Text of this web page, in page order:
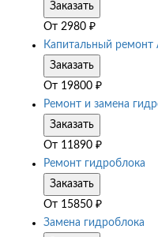
Заказать
От 2980 ₽
Капитальный ремонт
Заказать
От 19800 ₽
Ремонт и замена
Заказать
От 11890 ₽
Ремонт гидроблока
Заказать
От 15850 ₽
Замена гидроблока